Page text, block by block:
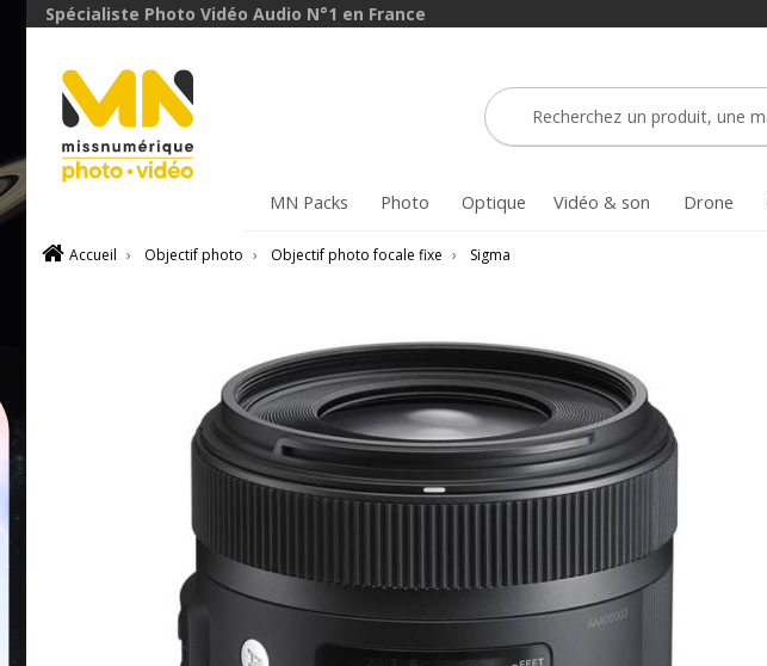
Spécialiste Photo Vidéo Audio N°1 en France
MN Packs Photo Optique Vidéo & son Drone
Accueil › Objectif photo › Objectif photo focale fixe › Sigma